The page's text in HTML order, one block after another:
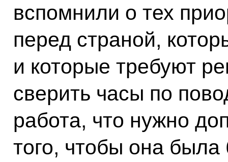
вспомнили о тех
перед страной,
и которые требуют
сверить часы по
работа, что нужно
того, чтобы она